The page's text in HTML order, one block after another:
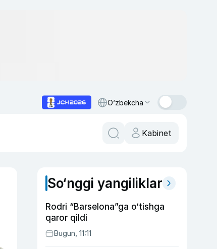
O‘zbekcha
Kabinet
So‘nggi yangiliklar
Rodri “Barselona”ga o‘tishga
qaror qildi
Bugun, 11:11